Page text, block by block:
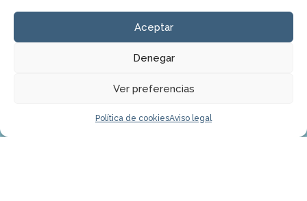
Aceptar
Denegar
Ver preferencias
Política de cookiesAviso legal
Sánchez Caballo